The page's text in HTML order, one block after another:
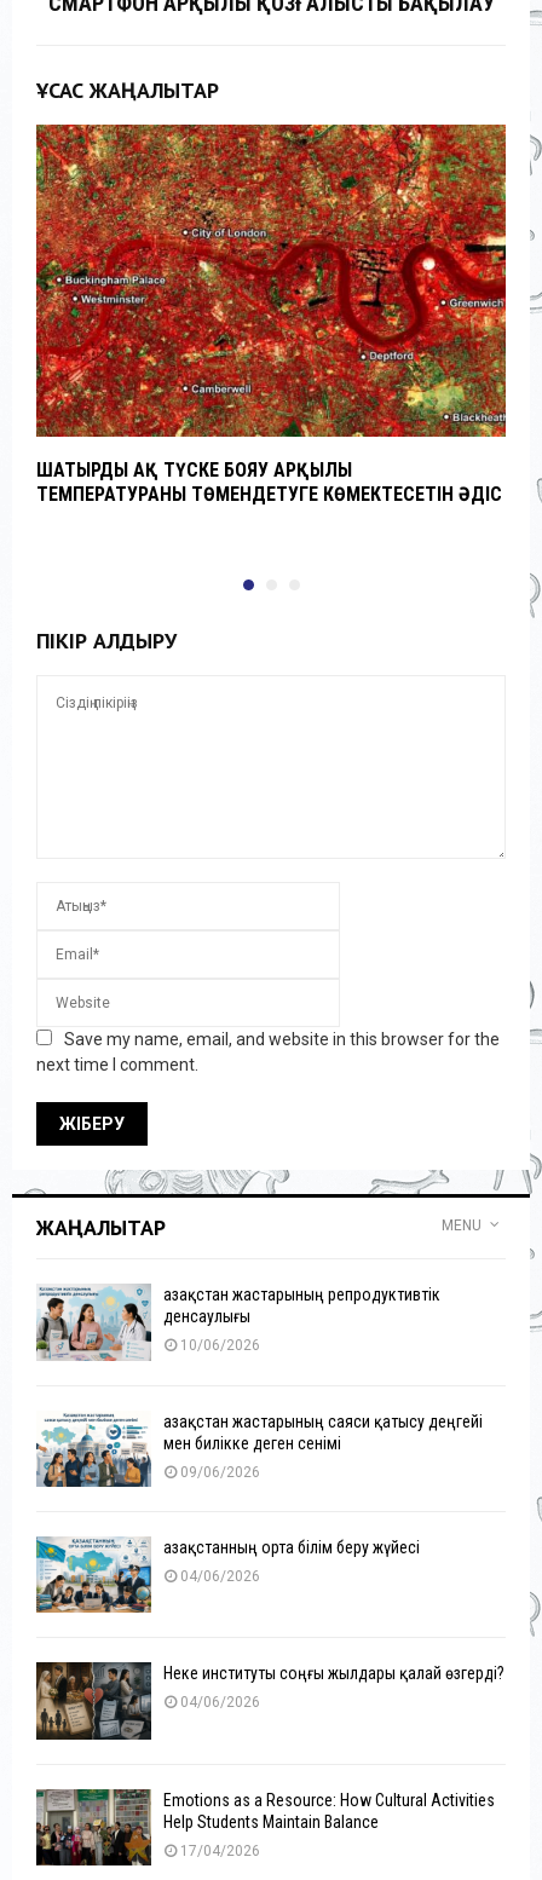
ҰҚСАС ЖАҢАЛЫҚТАР
ШАТЫРДЫ АҚ ТҮСКЕ БОЯУ АРҚЫЛЫ
ТЕМПЕРАТУРАНЫ ТӨМЕНДЕТУГЕ КӨМЕКТЕСЕТІН ӘДІС
ПІКІР ҚАЛДЫРУ
Save my name, email, and website in this browser for the
next time I comment.
ЖАҢАЛЫҚТАР MENU
Қазақстан жастарының репродуктивтік
денсаулығы
10/06/2026
Қазақстан жастарының саяси қатысу деңгейі
мен билікке деген сенімі
09/06/2026
Қазақстанның орта білім беру жүйесі
04/06/2026
Неке институты соңғы жылдары қалай өзгерді?
04/06/2026
Emotions as a Resource: How Cultural Activities
Help Students Maintain Balance
17/04/2026